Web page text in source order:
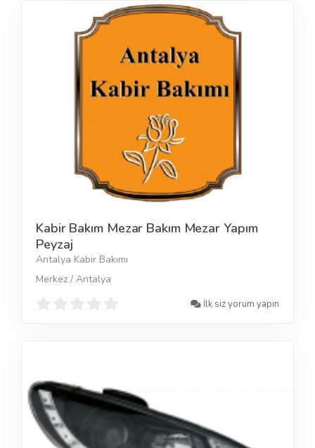
Kabir Bakım Mezar Bakım Mezar Yapım
Peyzaj
Antalya Kabir Bakımı
Merkez / Antalya
İlk siz yorum yapın